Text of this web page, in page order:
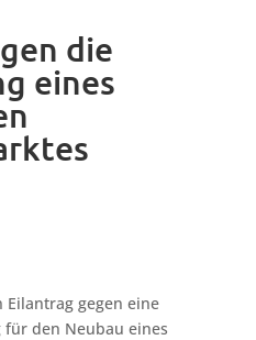
die
eines
Eilantrag gegen eine
den Neubau eines